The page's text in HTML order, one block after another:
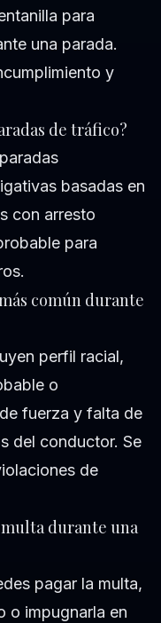
para
una parada.
y
de tráfico?
basadas en
con arresto
para
común durante
perfil racial,
o
fuerza y falta de
del conductor. Se
de
multa durante una
pagar la multa,
o impugnarla en